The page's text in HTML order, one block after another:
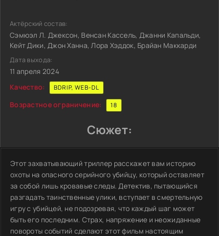
Актёрский состав:
Сэмюэл Л. Джексон, Венсан Кассель, Джанни Капальди,
Кейт Дики, Джон Ханна, Лора Хэддок, Брайан Маккарди
Дата выхода:
11 апреля 2024
Качество:
BDRIP, WEB-DL
Возрастное ограничение: 18
Сюжет:
Этот захватывающий триллер расскажет вам историю
охоты на опасного серийного убийцу, который оставляет
за собой лишь кровавые следы. Детектив, пытающийся
разгадать таинственные улики, вступает в смертельную
игру с убийцей, не подозревая, что каждый шаг может
быть его последним. Страх, напряжение и неожиданные
повороты событий сделают этот фильм настоящим